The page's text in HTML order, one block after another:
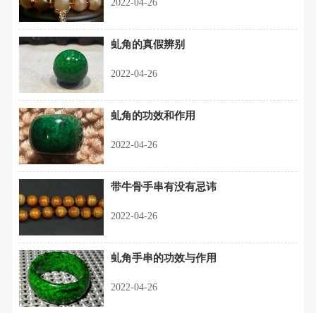
2022-04-26
虬角的真假辨别
2022-04-26
虬角的功效和作用
2022-04-26
带牛骨手串有没有忌讳
2022-04-26
虬角手串的功效与作用
2022-04-26